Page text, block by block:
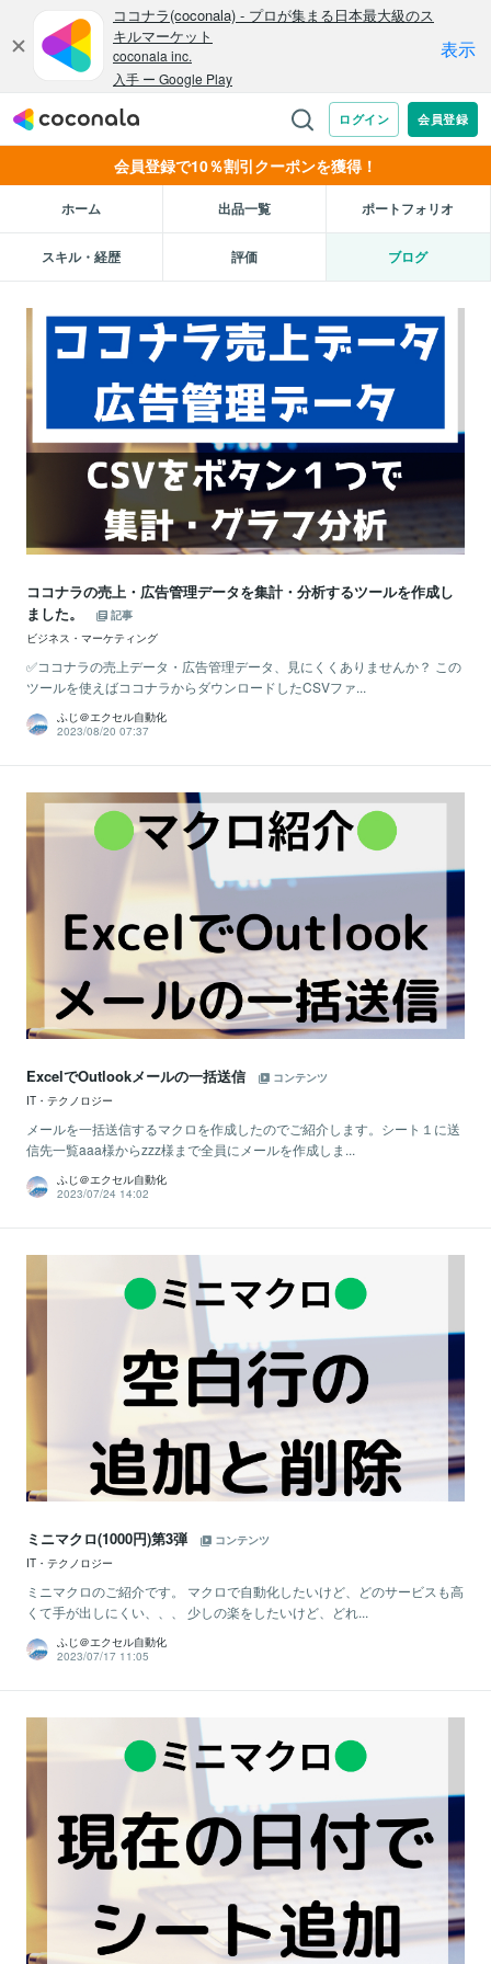
会員登録で10％割引クーポンを獲得！
ホーム 出品一覧 ポートフォリオ
スキル・経歴 評価 ブログ
ココナラの売上・広告管理データを集計・分析するツールを作成し
ました。
記事
ビジネス・マーケティング
✅ココナラの売上データ・広告管理データ、見にくくありませんか？ この
ツールを使えばココナラからダウンロードしたCSVファ...
ふじ＠エクセル自動化
2023/08/20 07:37
ExcelでOutlookメールの一括送信
コンテンツ
IT・テクノロジー
メールを一括送信するマクロを作成したのでご紹介します。シート１に送
信先一覧aaa様からzzz様まで全員にメールを作成しま...
ふじ＠エクセル自動化
2023/07/24 14:02
ミニマクロ(1000円)第3弾
コンテンツ
IT・テクノロジー
ミニマクロのご紹介です。 マクロで自動化したいけど、どのサービスも高
くて手が出しにくい、、、 少しの楽をしたいけど、どれ...
ふじ＠エクセル自動化
2023/07/17 11:05